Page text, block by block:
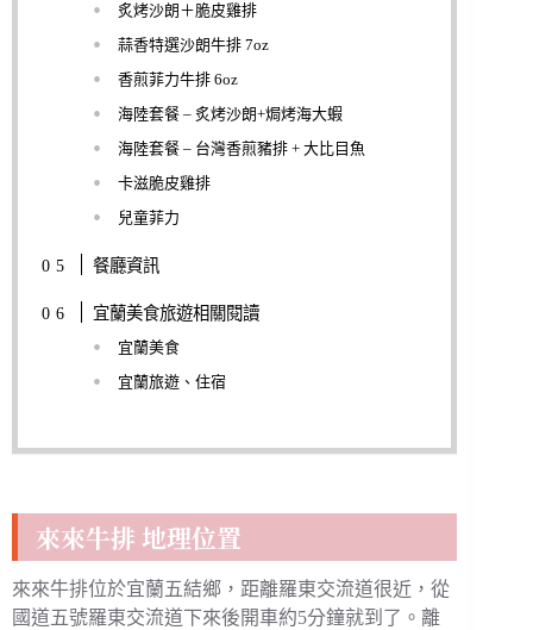
炙烤沙朗＋脆皮雞排
蒜香特選沙朗牛排 7oz
香煎菲力牛排 6oz
海陸套餐 – 炙烤沙朗+焗烤海大蝦
海陸套餐 – 台灣香煎豬排 + 大比目魚
卡滋脆皮雞排
兒童菲力
餐廳資訊
宜蘭美食旅遊相關閱讀
宜蘭美食
宜蘭旅遊、住宿
來來牛排 地理位置
來來牛排位於宜蘭五結鄉，距離羅東交流道很近，從
國道五號羅東交流道下來後開車約5分鐘就到了。離